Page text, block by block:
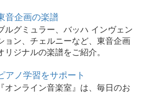
音企画の楽譜
ルグミュラー、バッハ インヴェン
ョン、チェルニーなど、東音企画
リジナルの楽譜をご紹介。
アノ学習をサポート
『オンライン音楽室』は、毎日のお